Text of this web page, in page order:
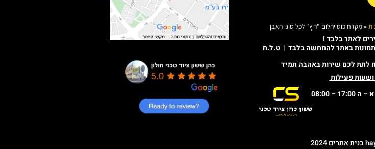
»מקדח כוס יהלום "ריץ" לכל סוגי האבן
לאתר בלבד !
באתר להמחשה בלבד | ט.ל.ח
לתת לכם שירות באהבה תמיד
ושעות פעילות
– 08:00